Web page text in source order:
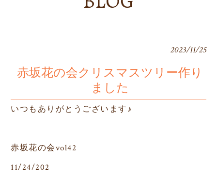
2023/11/25
赤坂花の会クリスマスツリー作り
ました
いつもありがとうございます♪
赤坂花の会vol42
11/24/202